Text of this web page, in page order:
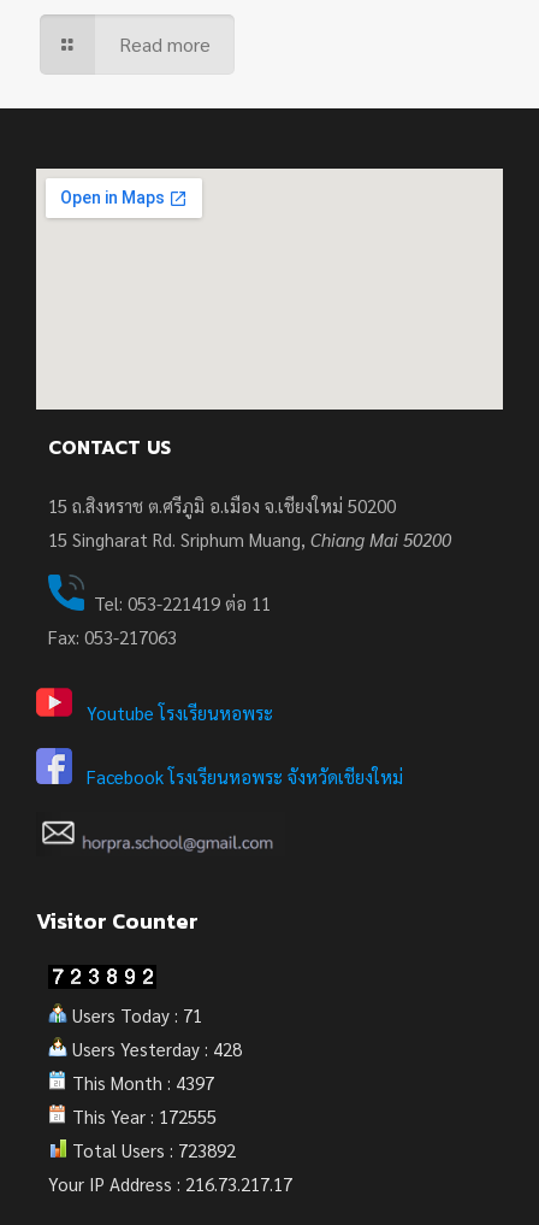
Read more
CONTACT US
15 ถ.สิงหราช ต.ศรีภูมิ อ.เมือง จ.เชียงใหม่ 50200
15 Singharat Rd. Sriphum Muang, Chiang Mai 50200
Tel: 053-221419 ต่อ 11
Fax: 053-217063
Youtube โรงเรียนหอพระ
Facebook โรงเรียนหอพระ จังหวัดเชียงใหม่
Visitor Counter
Users Today : 71
Users Yesterday : 428
This Month : 4397
This Year : 172555
Total Users : 723892
Your IP Address : 216.73.217.17